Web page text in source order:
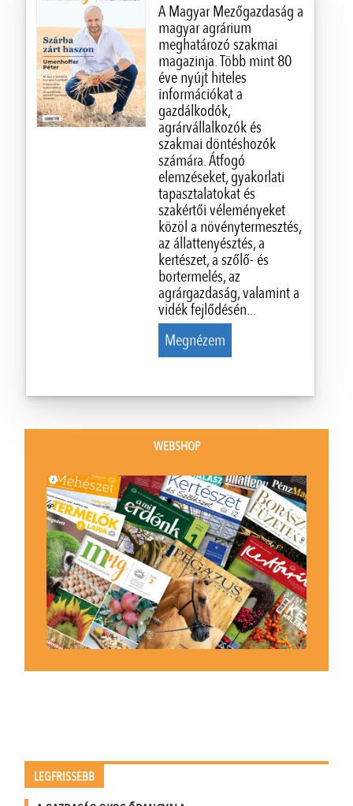
A Magyar Mezőgazdaság a
magyar agrárium
meghatározó szakmai
magazinja. Több mint 80
éve nyújt hiteles
információkat a
gazdálkodók,
agrárvállalkozók és
szakmai döntéshozók
számára. Átfogó
elemzéseket, gyakorlati
tapasztalatokat és
szakértői véleményeket
közöl a növénytermesztés,
az állattenyésztés, a
kertészet, a szőlő- és
bortermelés, az
agrárgazdaság, valamint a
vidék fejlődésén...
Megnézem
WEBSHOP
LEGFRISSEBB